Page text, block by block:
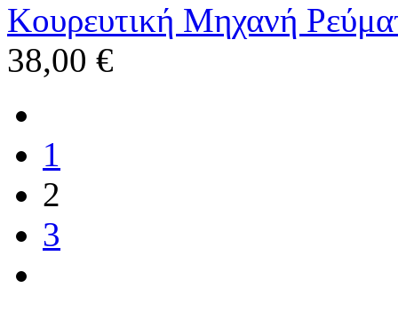
Κουρευτική Μηχανή
38,00 €
1
2
3